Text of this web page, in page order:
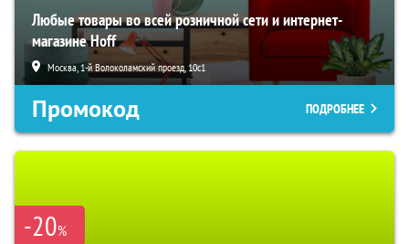
Любые товары во всей розничной сети и интернет-
магазине Hoff
Москва, 1-й Волоколамский проезд, 10с1
Промокод ПОДРОБНЕЕ
-20%